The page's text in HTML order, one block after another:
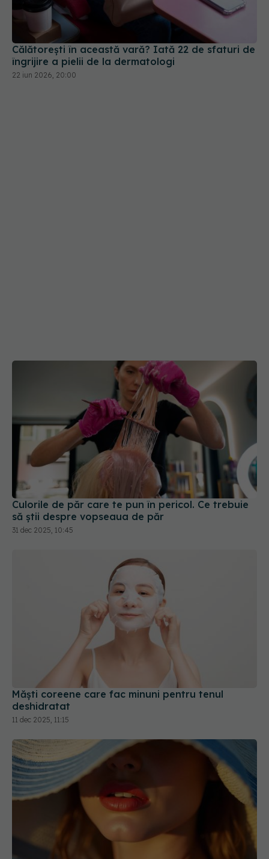
Călătorești în această vară? Iată 22 de sfaturi de
îngrijire a pielii de la dermatologi
22 iun 2026, 20:00
Culorile de păr care te pun în pericol. Ce trebuie
să știi despre vopseaua de păr
31 dec 2025, 10:45
Măști coreene care fac minuni pentru tenul
deshidratat
11 dec 2025, 11:15